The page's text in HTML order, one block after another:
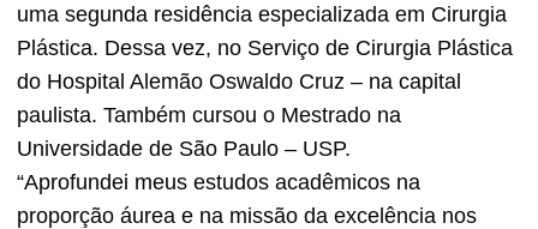
uma segunda residência especializada em Cirurgia
Plástica. Dessa vez, no Serviço de Cirurgia Plástica
do Hospital Alemão Oswaldo Cruz – na capital
paulista. Também cursou o Mestrado na
Universidade de São Paulo – USP.
“Aprofundei meus estudos acadêmicos na
proporção áurea e na missão da excelência nos